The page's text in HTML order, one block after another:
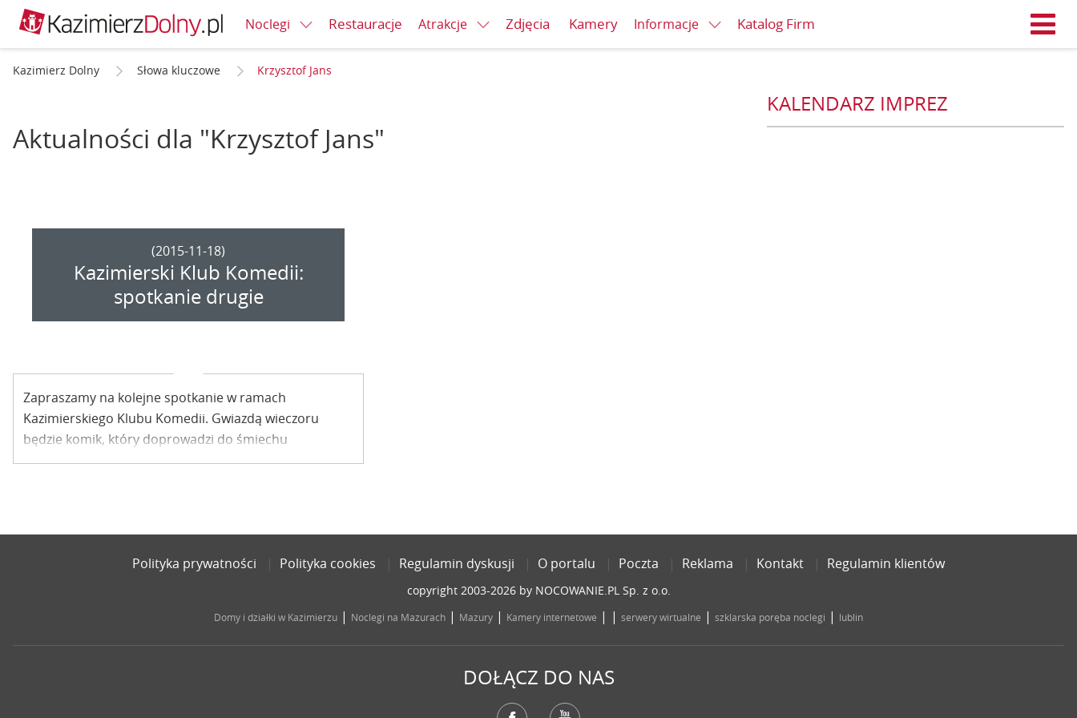
Noclegi Restauracje Atrakcje Zdjęcia Kamery Informacje Katalog Firm
Kazimierz Dolny Słowa kluczowe Krzysztof Jans
Aktualności dla "Krzysztof Jans"
(2015-11-18)
Kazimierski Klub Komedii:
spotkanie drugie
Zapraszamy na kolejne spotkanie w ramach
Kazimierskiego Klubu Komedii. Gwiazdą wieczoru
będzie komik, który doprowadzi do śmiechu
największego twardziela.
KALENDARZ IMPREZ
Polityka prywatności Polityka cookies Regulamin dyskusji O portalu Poczta Reklama Kontakt Regulamin klientów
copyright 2003-2026 by NOCOWANIE.PL Sp. z o.o.
Domy i działki w Kazimierzu | Noclegi na Mazurach | Mazury | Kamery internetowe | | serwery wirtualne | szklarska poręba noclegi | lublin
DOŁĄCZ DO NAS